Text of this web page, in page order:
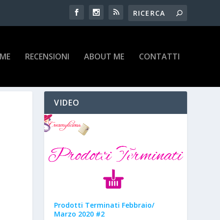
RECENSIONI ABOUT ME CONTATTI
VIDEO
Prodotti Terminati Febbraio/
Marzo 2020 #2